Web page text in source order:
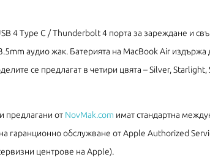
4 Type C / Thunderbolt 4 порта за зареждане и
аудио жак. Батерията на MacBook Air издържа
се предлагат в четири цвята – Silver, Starlight,
предлагани от NovMak.com имат стандартна
гаранционно обслужване от Apple Authorized
центрове на Apple).